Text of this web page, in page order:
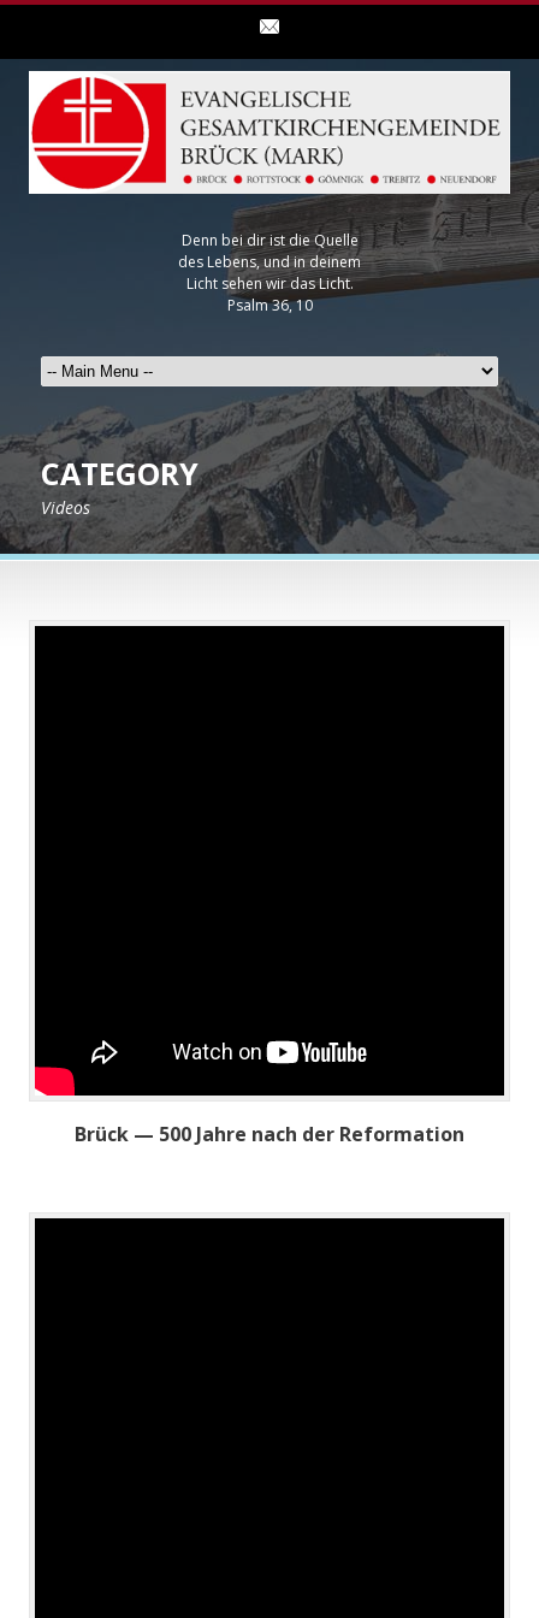
Denn bei dir ist die Quelle
des Lebens, und in deinem
Licht sehen wir das Licht.
Psalm 36, 10
CATEGORY
Videos
Brück — 500 Jahre nach der Reformation